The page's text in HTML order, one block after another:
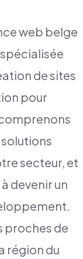
web belge
de sites
pour
secteur, et
devenir un
proches de
région du